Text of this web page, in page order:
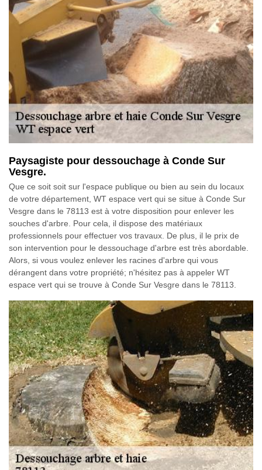
Paysagiste pour dessouchage à Conde Sur
Vesgre.
Que ce soit soit sur l'espace publique ou bien au sein du locaux
de votre département, WT espace vert qui se situe à Conde Sur
Vesgre dans le 78113 est à votre disposition pour enlever les
souches d'arbre. Pour cela, il dispose des matériaux
professionnels pour effectuer vos travaux. De plus, il le prix de
son intervention pour le dessouchage d'arbre est très abordable.
Alors, si vous voulez enlever les racines d'arbre qui vous
dérangent dans votre propriété; n'hésitez pas à appeler WT
espace vert qui se trouve à Conde Sur Vesgre dans le 78113.